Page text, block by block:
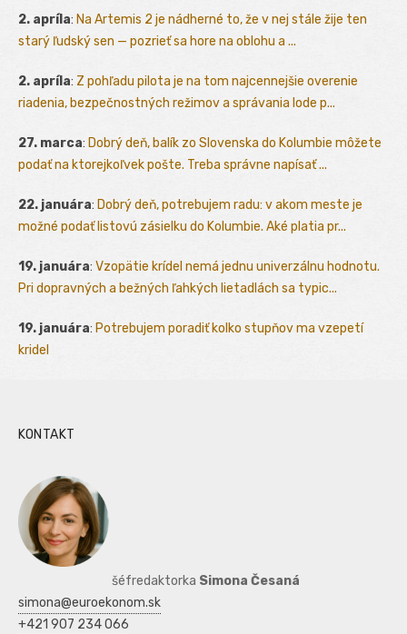
2. apríla: Na Artemis 2 je nádherné to, že v nej stále žije ten
starý ľudský sen — pozrieť sa hore na oblohu a ...
2. apríla: Z pohľadu pilota je na tom najcennejšie overenie
riadenia, bezpečnostných režimov a správania lode p...
27. marca: Dobrý deň, balík zo Slovenska do Kolumbie môžete
podať na ktorejkoľvek pošte. Treba správne napísať ...
22. januára: Dobrý deň, potrebujem radu: v akom meste je
možné podať listovú zásielku do Kolumbie. Aké platia pr...
19. januára: Vzopätie krídel nemá jednu univerzálnu hodnotu.
Pri dopravných a bežných ľahkých lietadlách sa typic...
19. januára: Potrebujem poradiť kolko stupňov ma vzepetí
kridel
KONTAKT
šéfredaktorka Simona Česaná
simona@euroekonom.sk
+421 907 234 066